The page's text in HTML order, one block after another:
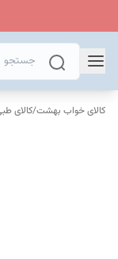
کالای خواب بهشت/کالای